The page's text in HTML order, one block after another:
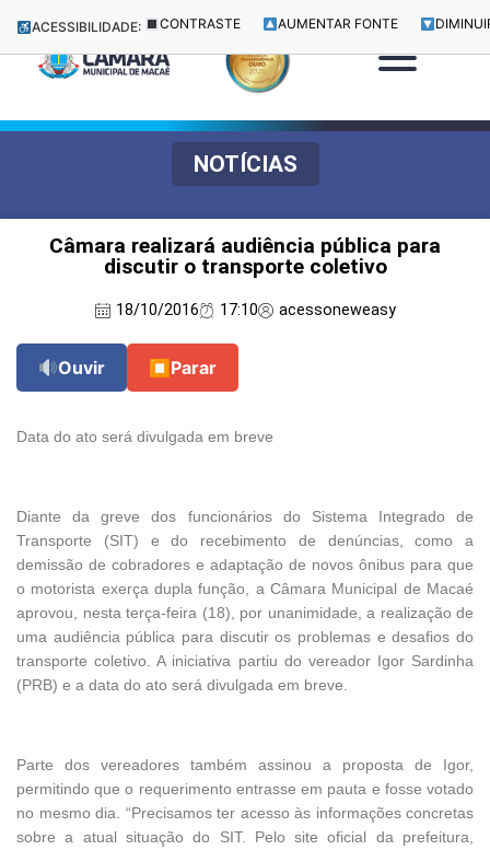
ACESSIBILIDADE: CONTRASTE AUMENTAR FONTE
NOTÍCIAS
Câmara realizará audiência pública para
discutir o transporte coletivo
18/10/2016 17:10 acessoneweasy
Ouvir ⏹ Parar
Data do ato será divulgada em breve
Diante da greve dos funcionários do Sistema Integrado de
Transporte (SIT) e do recebimento de denúncias, como a
demissão de cobradores e adaptação de novos ônibus para que
o motorista exerça dupla função, a Câmara Municipal de Macaé
aprovou, nesta terça-feira (18), por unanimidade, a realização de
uma audiência pública para discutir os problemas e desafios do
transporte coletivo. A iniciativa partiu do vereador Igor Sardinha
(PRB) e a data do ato será divulgada em breve.
Parte dos vereadores também assinou a proposta de Igor,
permitindo que o requerimento entrasse em pauta e fosse votado
no mesmo dia. “Precisamos ter acesso às informações concretas
sobre a atual situação do SIT. Pelo site oficial da prefeitura,